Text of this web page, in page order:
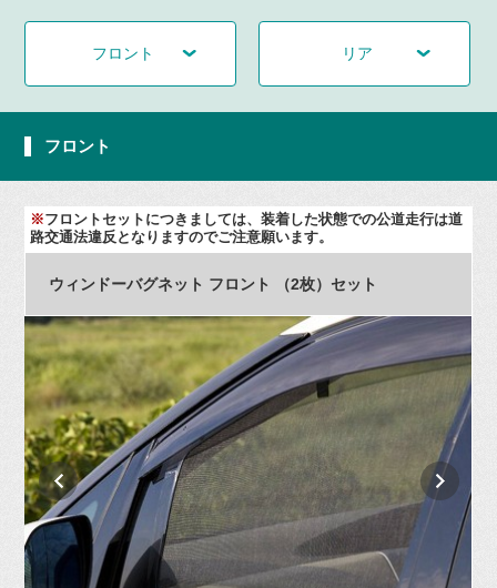
フロント リア
フロント
※フロントセットにつきましては、装着した状態での公道走行は道
路交通法違反となりますのでご注意願います。
ウィンドーバグネット フロント （2枚）セット